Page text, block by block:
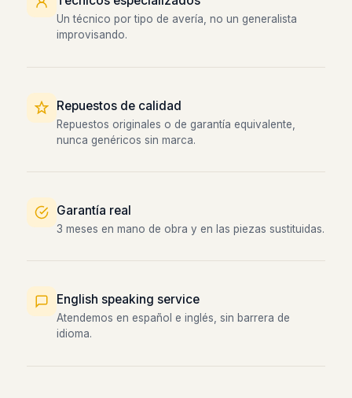
Un técnico por tipo de avería, no un generalista
improvisando.
Repuestos de calidad
Repuestos originales o de garantía equivalente,
nunca genéricos sin marca.
Garantía real
3 meses en mano de obra y en las piezas sustituidas.
English speaking service
Atendemos en español e inglés, sin barrera de
idioma.